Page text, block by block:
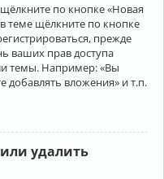
по кнопке «Новая
теме щёлкните по кнопке
прежде
ваших прав доступа
темы. Например: «Вы
вложения» и т.п.
удалить